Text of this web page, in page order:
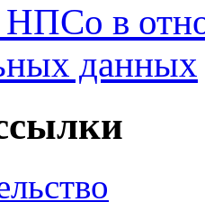
НПСо в
данных